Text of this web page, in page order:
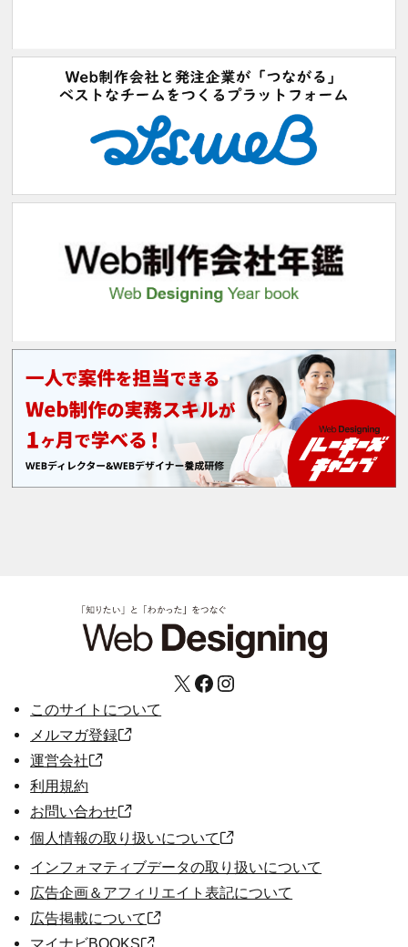
X Facebook Instagram
このサイトについて
メルマガ登録
運営会社
利用規約
お問い合わせ
個人情報の取り扱いについて
インフォマティブデータの取り扱いについて
広告企画＆アフィリエイト表記について
広告掲載について
マイナビBOOKS